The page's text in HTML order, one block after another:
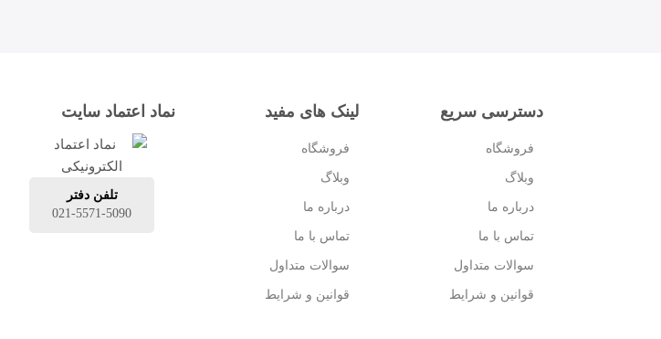
دسترسی سریع
فروشگاه
وبلاگ
درباره ما
تماس با ما
سوالات متداول
قوانین و شرایط
لینک های مفید
فروشگاه
وبلاگ
درباره ما
تماس با ما
سوالات متداول
قوانین و شرایط
نماد اعتماد سایت
تلفن دفتر
021-5571-5090